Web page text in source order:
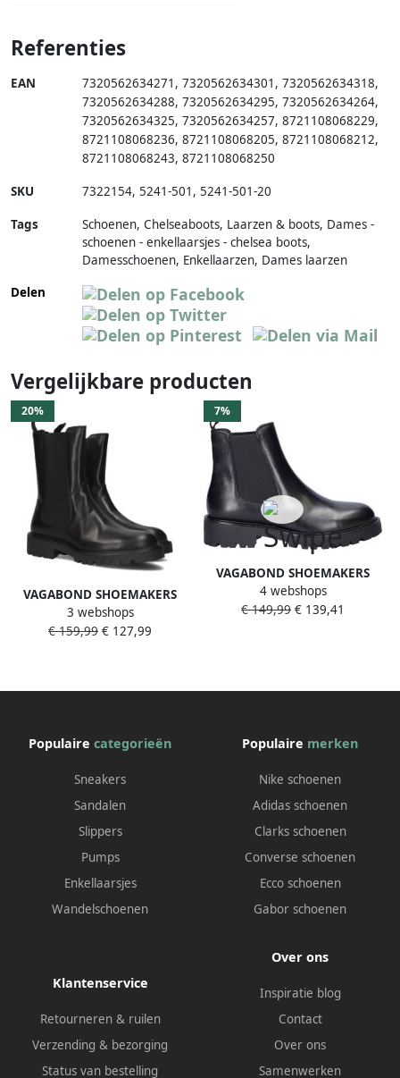
Referenties
EAN 7320562634271 , 7320562634301 , 7320562634318,
7320562634288, 7320562634295, 7320562634264,
7320562634325, 7320562634257, 8721108068229,
8721108068236, 8721108068205, 8721108068212,
8721108068243, 8721108068250
SKU 7322154, 5241-501 , 5241-501-20
Tags
Schoenen, Chelseaboots, Laarzen & boots, Dames -
schoenen - enkellaarsjes - chelsea boots,
Damesschoenen, Enkellaarzen, Dames laarzen
Delen
Vergelijkbare producten
20%
VAGABOND SHOEMAKERS
Chelsea Boots Dames Kenova
201 Maat: 36 Materiaal: Leer
3 webshops
€ 159,99 € 127,99
7%
VAGABOND SHOEMAKERS
Vagbond Shoemakers
Kenova dames loafer Zwart
4 webshops
€ 149,99 € 139,41
Populaire categorieën
Sneakers
Sandalen
Slippers
Pumps
Enkellaarsjes
Wandelschoenen
Populaire merken
Nike schoenen
Adidas schoenen
Clarks schoenen
Converse schoenen
Ecco schoenen
Gabor schoenen
Klantenservice
Retourneren & ruilen
Verzending & bezorging
Status van bestelling
Over ons
Inspiratie blog
Contact
Over ons
Samenwerken